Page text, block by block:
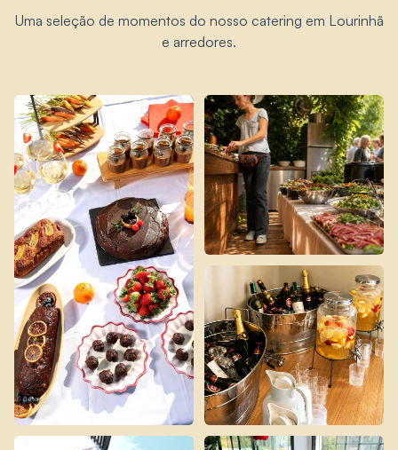
Uma seleção de momentos do nosso catering em Lourinhã
e arredores.